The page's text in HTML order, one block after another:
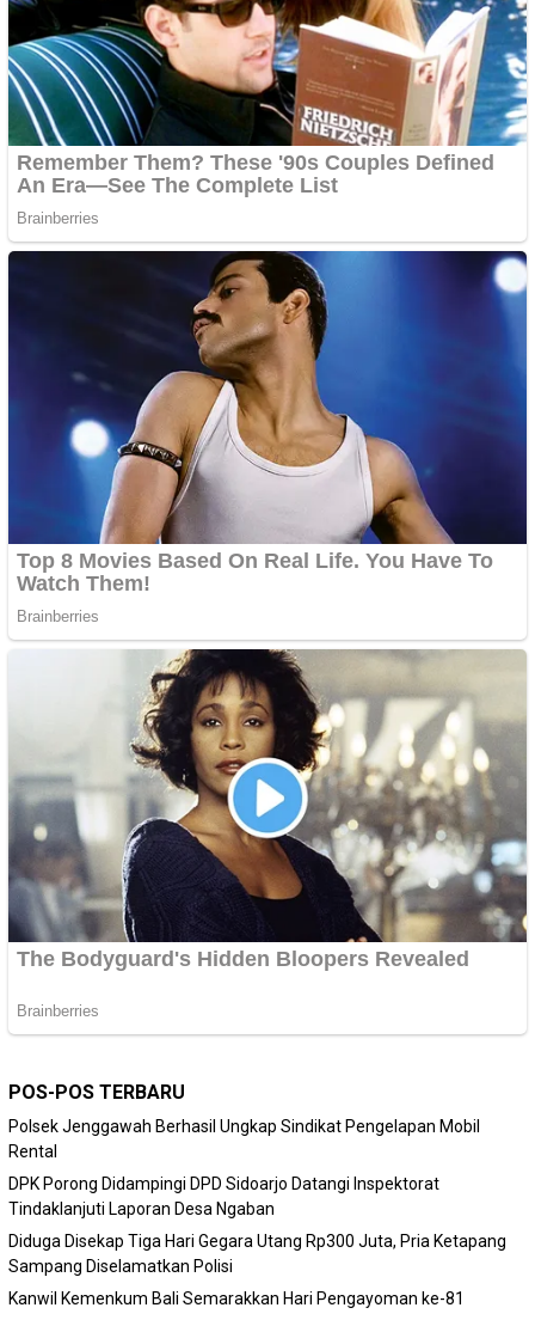
POS-POS TERBARU
Polsek Jenggawah Berhasil Ungkap Sindikat Pengelapan Mobil
Rental
DPK Porong Didampingi DPD Sidoarjo Datangi Inspektorat
Tindaklanjuti Laporan Desa Ngaban
Diduga Disekap Tiga Hari Gegara Utang Rp300 Juta, Pria Ketapang
Sampang Diselamatkan Polisi
Kanwil Kemenkum Bali Semarakkan Hari Pengayoman ke-81